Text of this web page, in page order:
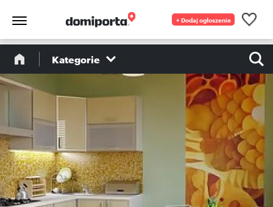
+ Dodaj ogłoszenie
Kategorie